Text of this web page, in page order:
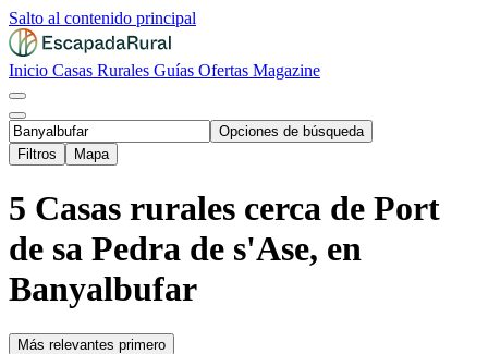
Salto al contenido principal
Inicio Casas Rurales Guías Ofertas Magazine
Opciones de búsqueda
Filtros
Mapa
5 Casas rurales cerca de Port
de sa Pedra de s'Ase, en
Banyalbufar
Más relevantes primero